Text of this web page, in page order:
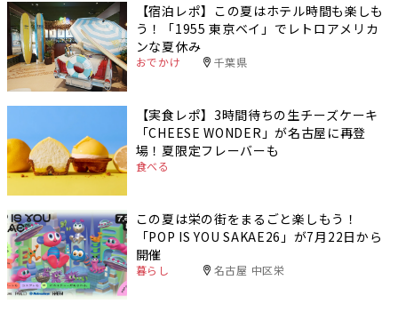
【宿泊レポ】この夏はホテル時間も楽しも
う！「1955 東京ベイ」でレトロアメリカ
ンな夏休み
おでかけ 千葉県
【実食レポ】3時間待ちの生チーズケーキ
「CHEESE WONDER」が名古屋に再登
場！夏限定フレーバーも
食べる
この夏は栄の街をまるごと楽しもう！
「POP IS YOU SAKAE26」が7月22日から
開催
暮らし 名古屋 中区栄